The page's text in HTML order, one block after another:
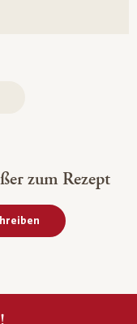
zum Rezept